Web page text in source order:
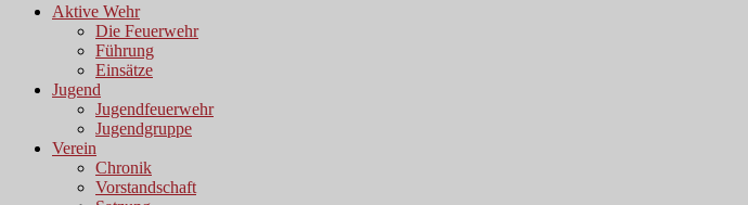
Aktive Wehr
Die Feuerwehr
Führung
Einsätze
Jugend
Jugendfeuerwehr
Jugendgruppe
Verein
Chronik
Vorstandschaft